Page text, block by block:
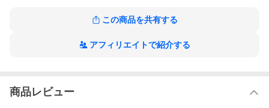
※北海道・沖縄は送料無料の対象外地域となります。
温かいカフェラテが似合うデザインでおうち時間をお楽しみくだ
この商品を共有する
アフィリエイトで紹介する
商品レビュー